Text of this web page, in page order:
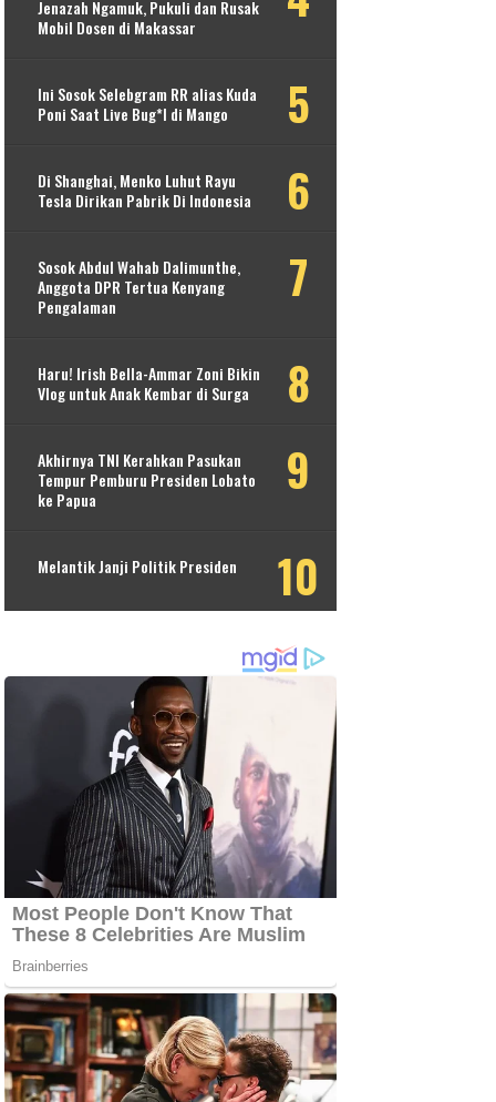
Jenazah Ngamuk, Pukuli dan Rusak
Mobil Dosen di Makassar
Ini Sosok Selebgram RR alias Kuda
Poni Saat Live Bug*l di Mango
Di Shanghai, Menko Luhut Rayu
Tesla Dirikan Pabrik Di Indonesia
Sosok Abdul Wahab Dalimunthe,
Anggota DPR Tertua Kenyang
Pengalaman
Haru! Irish Bella-Ammar Zoni Bikin
Vlog untuk Anak Kembar di Surga
Akhirnya TNI Kerahkan Pasukan
Tempur Pemburu Presiden Lobato
ke Papua
Melantik Janji Politik Presiden